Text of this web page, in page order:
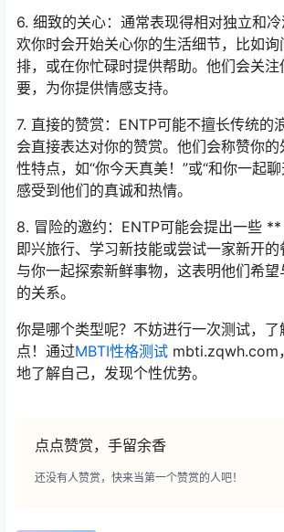
6. 细致的关心：通常表现得相对独立和
欢你时会开始关心你的生活细节，比如询
排，或在你忙碌时提供帮助。他们会关注
要，为你提供情感支持。
7. 直接的赞赏：ENTP可能不擅长传统的
会直接表达对你的赞赏。他们会称赞你
性特点，如“你今天真美！”或“和你一起
感受到他们的真诚和热情。
8. 冒险的邀约：ENTP可能会提出一些
即兴旅行、学习新技能或尝试一家新开
与你一起探索新鲜事物，这表明他们希望
的关系。
你是哪个类型呢？不妨进行一次测试，
点！通过MBTI性格测试 mbti.zqwh.com
地了解自己，发现个性优势。
点点赞赏，手留余香
还没有人赞赏，快来当第一个赞赏的人吧！